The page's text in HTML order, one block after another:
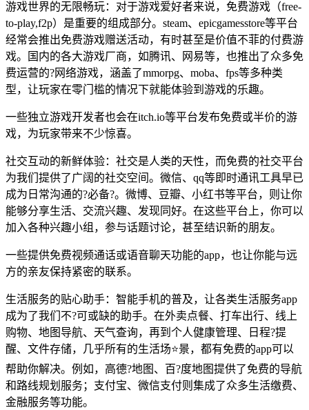
游戏世界的无限畅玩：对于游戏爱好者来说，免费游戏（free-
to-play,f2p）是重要的组成部分。steam、epicgamesstore等平台
经常会推出免费游戏赠送活动，有时甚至是价值不菲的付费游
戏。国内的各大游戏厂商，如腾讯、网易等，也推出了众多免
费运营的?网络游戏，涵盖了mmorpg、moba、fps等多种类
型，让玩家在零门槛的情况下就能体验到游戏的乐趣。
一些独立游戏开发者也会在itch.io等平台发布免费或半价的游
戏，为玩家带来不少惊喜。
社交互动的新鲜体验：社交是人类的天性，而免费的社交平台
为我们提供了广阔的社交空间。微信、qq等即时通讯工具早已
成为日常沟通的?必备?。微博、豆瓣、小红书等平台，则让你
能够分享生活、交流兴趣、发现同好。在这些平台上，你可以
加入各种兴趣小组，参与话题讨论，甚至结识新的朋友。
一些提供免费视频通话或语音聊天功能的app，也让你能与远
方的亲友保持紧密的联系。
生活服务的贴心助手：智能手机的普及，让各类生活服务app
成为了我们不?可或缺的助手。在外卖点餐、打车出行、线上
购物、地图导航、天气查询，再到个人健康管理、日程?提
醒、文件存储，几乎所有的生活场⭐景，都有免费的app可以
帮助你解决。例如，高德?地图、百?度地图提供了免费的导航
和路线规划服务；支付宝、微信支付则集成了众多生活缴费、
金融服务等功能。